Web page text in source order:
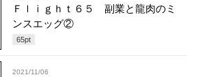
Ｆｌｉｇｈｔ６５ 副業と龍肉のミ
ンスエッグ②
65pt
2021/11/06